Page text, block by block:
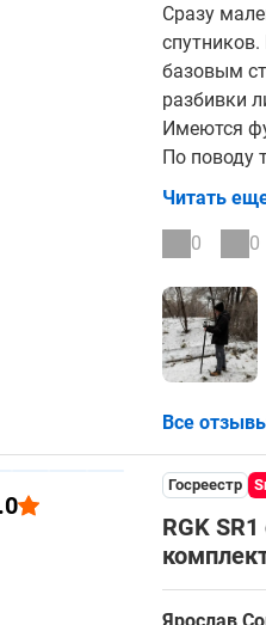
Сразу
базовым
разбивки
Имеются
По поводу
высоте.
мм в
В целом,
Читать
0
0
Все
Госреестр
RGK
Ярослав